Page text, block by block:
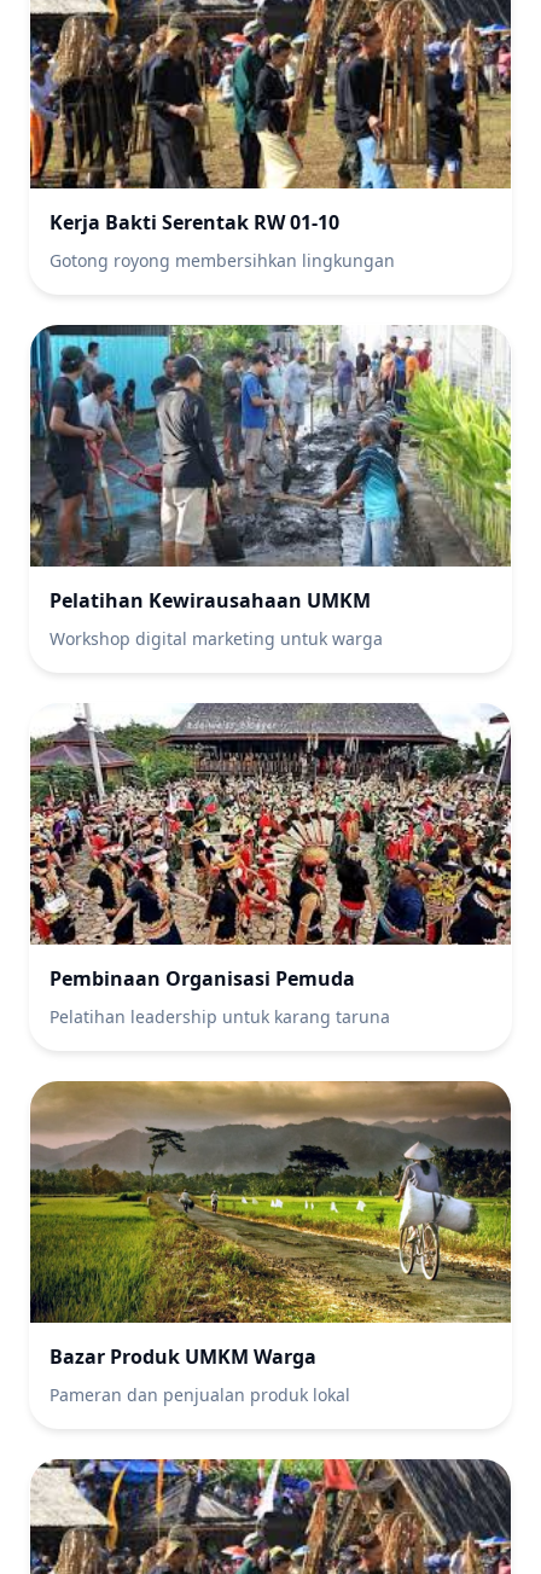
Kerja Bakti Serentak RW 01-10
Gotong royong membersihkan lingkungan
Pelatihan Kewirausahaan UMKM
Workshop digital marketing untuk warga
Pembinaan Organisasi Pemuda
Pelatihan leadership untuk karang taruna
Bazar Produk UMKM Warga
Pameran dan penjualan produk lokal